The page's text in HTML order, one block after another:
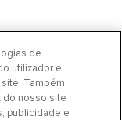
de
utilizador e
Também
do nosso site
publicidade e